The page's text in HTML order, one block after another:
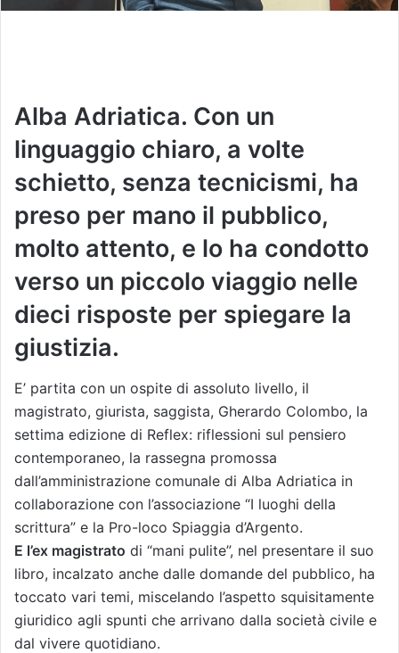
Alba Adriatica. Con un
linguaggio chiaro, a volte
schietto, senza tecnicismi, ha
preso per mano il pubblico,
molto attento, e lo ha condotto
verso un piccolo viaggio nelle
dieci risposte per spiegare la
giustizia.
E’ partita con un ospite di assoluto livello, il
magistrato, giurista, saggista, Gherardo Colombo, la
settima edizione di Reflex: riflessioni sul pensiero
contemporaneo, la rassegna promossa
dall’amministrazione comunale di Alba Adriatica in
collaborazione con l’associazione “I luoghi della
scrittura” e la Pro-loco Spiaggia d’Argento.
E l’ex magistrato di “mani pulite”, nel presentare il suo
libro, incalzato anche dalle domande del pubblico, ha
toccato vari temi, miscelando l’aspetto squisitamente
giuridico agli spunti che arrivano dalla società civile e
dal vivere quotidiano.